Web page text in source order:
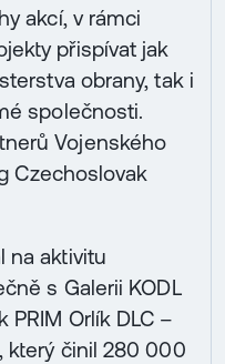
akcí, v rámci
přispívat jak
obrany, tak i
společnosti.
Vojenského
Czechoslovak
na aktivitu
s Galerii KODL
PRIM Orlík DLC –
který činil 280 000